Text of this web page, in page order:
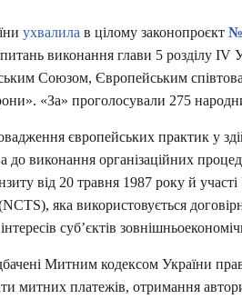
ухвалила в цілому законопроєкт
виконання глави 5 розділу ІV
Союзом, Європейським
«За» проголосували 275
європейських практик у
до виконання організаційних
від 20 травня 1987 року й
яка використовується
суб’єктів
Митним кодексом України
митних платежів, отримання